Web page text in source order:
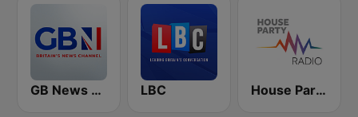
GB News Radio LBC House Party Radio